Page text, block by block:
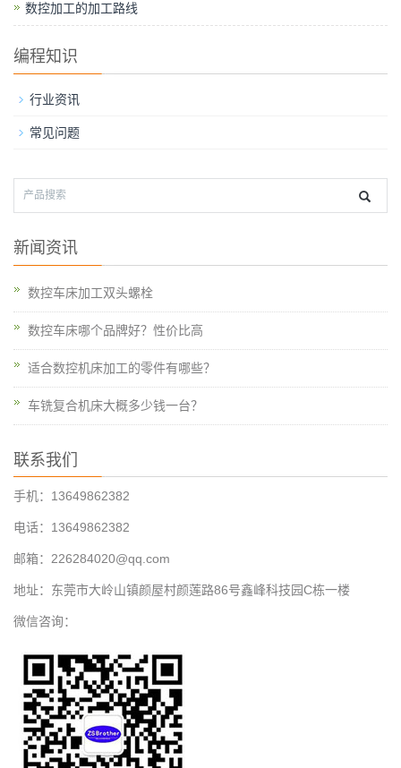
数控加工的加工路线
编程知识
行业资讯
常见问题
新闻资讯
数控车床加工双头螺栓
数控车床哪个品牌好？性价比高
适合数控机床加工的零件有哪些？
车铣复合机床大概多少钱一台？
联系我们
手机：13649862382
电话：13649862382
邮箱：226284020@qq.com
地址：东莞市大岭山镇颜屋村颜莲路86号鑫峰科技园C栋一楼
微信咨询：